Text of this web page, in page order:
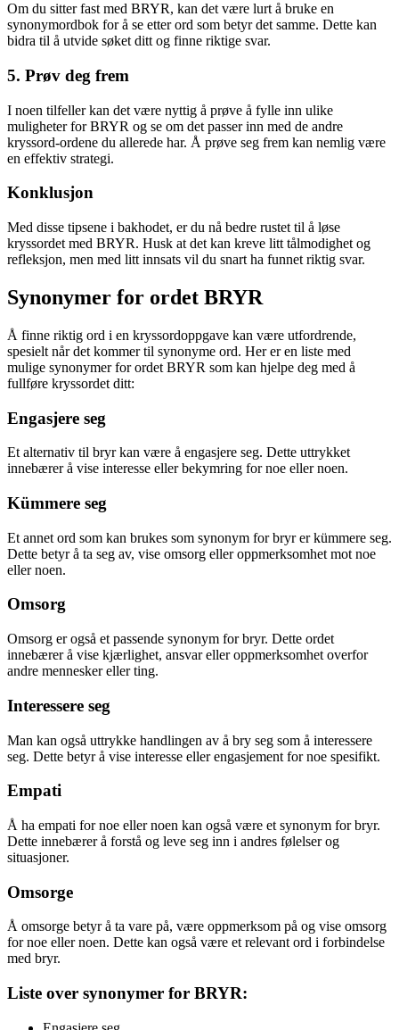
Om du sitter fast med BRYR, kan det være lurt å bruke en
synonymordbok for å se etter ord som betyr det samme. Dette kan
bidra til å utvide søket ditt og finne riktige svar.
5. Prøv deg frem
I noen tilfeller kan det være nyttig å prøve å fylle inn ulike
muligheter for BRYR og se om det passer inn med de andre
kryssord-ordene du allerede har. Å prøve seg frem kan nemlig være
en effektiv strategi.
Konklusjon
Med disse tipsene i bakhodet, er du nå bedre rustet til å løse
kryssordet med BRYR. Husk at det kan kreve litt tålmodighet og
refleksjon, men med litt innsats vil du snart ha funnet riktig svar.
Synonymer for ordet BRYR
Å finne riktig ord i en kryssordoppgave kan være utfordrende,
spesielt når det kommer til synonyme ord. Her er en liste med
mulige synonymer for ordet BRYR som kan hjelpe deg med å
fullføre kryssordet ditt:
Engasjere seg
Et alternativ til bryr kan være å engasjere seg. Dette uttrykket
innebærer å vise interesse eller bekymring for noe eller noen.
Kümmere seg
Et annet ord som kan brukes som synonym for bryr er kümmere seg.
Dette betyr å ta seg av, vise omsorg eller oppmerksomhet mot noe
eller noen.
Omsorg
Omsorg er også et passende synonym for bryr. Dette ordet
innebærer å vise kjærlighet, ansvar eller oppmerksomhet overfor
andre mennesker eller ting.
Interessere seg
Man kan også uttrykke handlingen av å bry seg som å interessere
seg. Dette betyr å vise interesse eller engasjement for noe spesifikt.
Empati
Å ha empati for noe eller noen kan også være et synonym for bryr.
Dette innebærer å forstå og leve seg inn i andres følelser og
situasjoner.
Omsorge
Å omsorge betyr å ta vare på, være oppmerksom på og vise omsorg
for noe eller noen. Dette kan også være et relevant ord i forbindelse
med bryr.
Liste over synonymer for BRYR: